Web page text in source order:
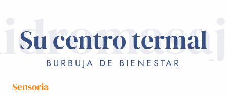
Su centro termal
BURBUJA DE BIENESTAR
Sensoria